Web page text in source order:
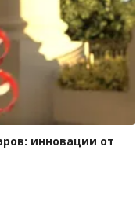
инновации от